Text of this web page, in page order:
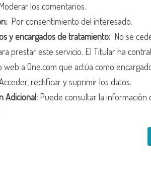
los comentarios.
Por consentimiento del interesado.
y encargados de tratamiento: No se
prestar este servicio. El Titular ha
web a One.com que actúa como
rectificar y suprimir los datos.
Adicional: Puede consultar la información